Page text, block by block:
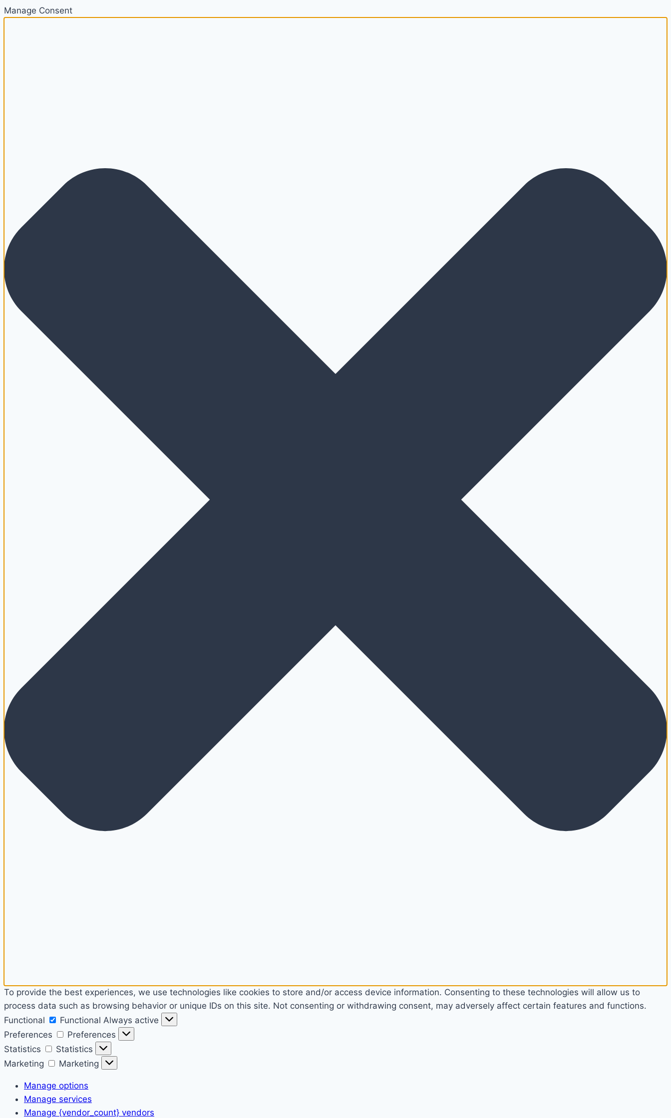
Manage Consent
To provide the best experiences, we use technologies like cookies to store and/or access device information. Consenting to these technologies will allow us to
process data such as browsing behavior or unique IDs on this site. Not consenting or withdrawing consent, may adversely affect certain features and functions.
Functional
Functional Always active
Preferences
Preferences
Statistics
Statistics
Marketing
Marketing
Manage options
Manage services
Manage {vendor_count} vendors